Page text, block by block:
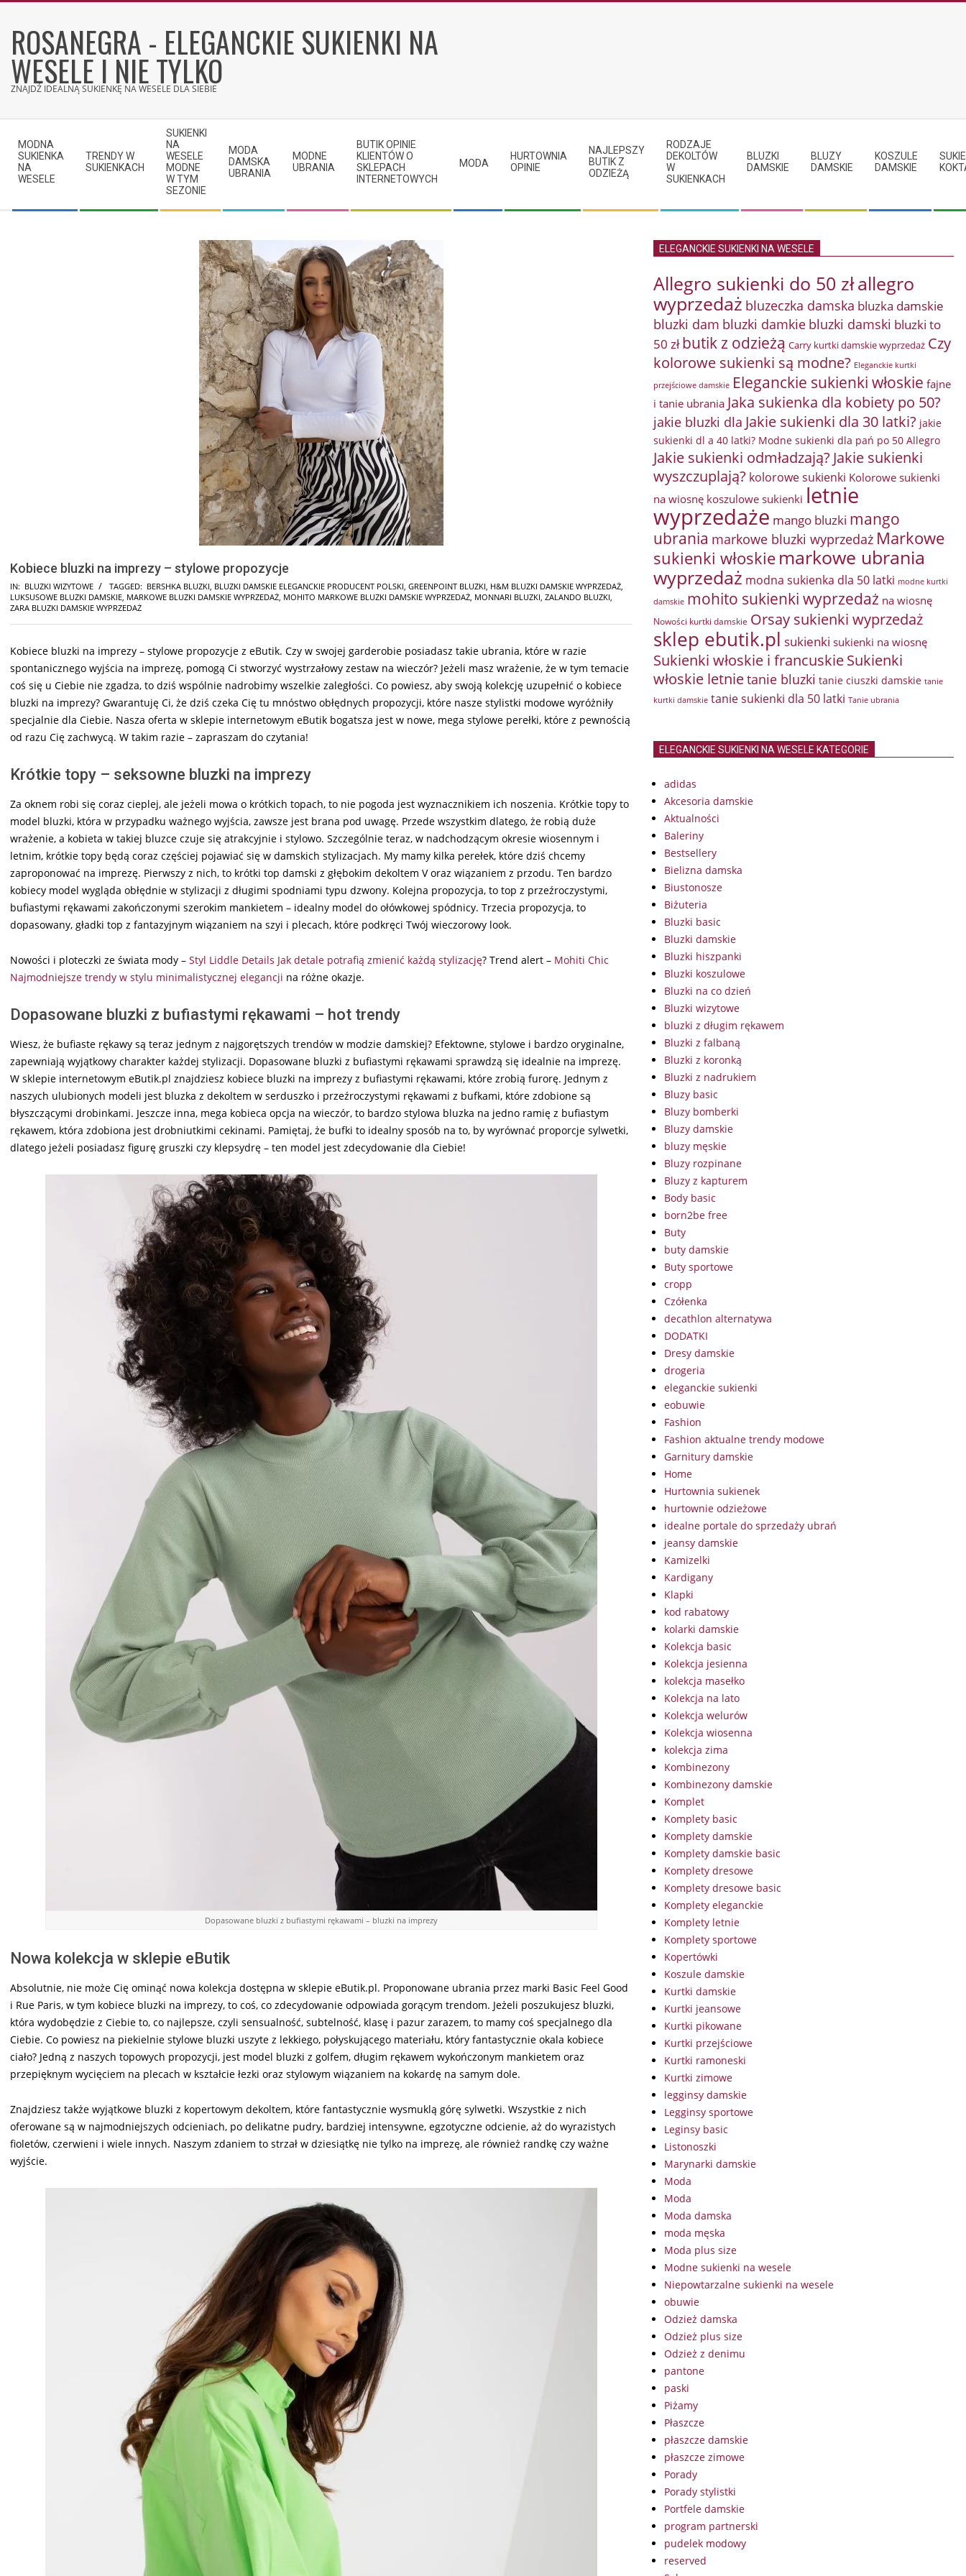
contentROSANEGRA - ELEGANCKIE SUKIENKI NA
WESELE I NIE TYLKO
ZNAJDŹ IDEALNĄ SUKIENKĘ NA WESELE DLA SIEBIE
Navigation
Menu
MODNA
SUKIENKA
NA
WESELE
TRENDY W
SUKIENKACH
SUKIENKI
NA
WESELE
MODNE
W TYM
SEZONIE
MODA
DAMSKA
UBRANIA
MODNE
UBRANIA
BUTIK OPINIE
KLIENTÓW O
SKLEPACH
INTERNETOWYCH
MODA
HURTOWNIA
OPINIE
NAJLEPSZY
BUTIK Z
ODZIEŻĄ
RODZAJE
DEKOLTÓW
W
SUKIENKACH
BLUZKI
DAMSKIE
BLUZY
DAMSKIE
KOSZULE
DAMSKIE
Kobiece bluzki na imprezy – stylowe propozycje
IN: BLUZKI WIZYTOWE TAGGED: BERSHKA BLUZKI, BLUZKI DAMSKIE ELEGANCKIE PRODUCENT POLSKI, GREENPOINT BLUZKI, H&M BLUZKI DAMSKIE WYPRZEDAŻ,
LUKSUSOWE BLUZKI DAMSKIE, MARKOWE BLUZKI DAMSKIE WYPRZEDAŻ, MOHITO MARKOWE BLUZKI DAMSKIE WYPRZEDAŻ, MONNARI BLUZKI, ZALANDO BLUZKI,
ZARA BLUZKI DAMSKIE WYPRZEDAŻ
Kobiece bluzki na imprezy – stylowe propozycje z eButik. Czy w swojej garderobie posiadasz takie ubrania, które w razie
spontanicznego wyjścia na imprezę, pomogą Ci stworzyć wystrzałowy zestaw na wieczór? Jeżeli masz wrażenie, że w tym temacie
coś się u Ciebie nie zgadza, to dziś wspólnie nadrobimy wszelkie zaległości. Co powiesz, aby swoją kolekcję uzupełnić o kobiece
bluzki na imprezy? Gwarantuję Ci, że dziś czeka Cię tu mnóstwo obłędnych propozycji, które nasze stylistki modowe wyróżniły
specjalnie dla Ciebie. Nasza oferta w sklepie internetowym eButik bogatsza jest w nowe, mega stylowe perełki, które z pewnością
od razu Cię zachwycą. W takim razie – zapraszam do czytania!
Krótkie topy – seksowne bluzki na imprezy
Za oknem robi się coraz cieplej, ale jeżeli mowa o krótkich topach, to nie pogoda jest wyznacznikiem ich noszenia. Krótkie topy to
model bluzki, która w przypadku ważnego wyjścia, zawsze jest brana pod uwagę. Przede wszystkim dlatego, że robią duże
wrażenie, a kobieta w takiej bluzce czuje się atrakcyjnie i stylowo. Szczególnie teraz, w nadchodzącym okresie wiosennym i
letnim, krótkie topy będą coraz częściej pojawiać się w damskich stylizacjach. My mamy kilka perełek, które dziś chcemy
zaproponować na imprezę. Pierwszy z nich, to krótki top damski z głębokim dekoltem V oraz wiązaniem z przodu. Ten bardzo
kobiecy model wygląda obłędnie w stylizacji z długimi spodniami typu dzwony. Kolejna propozycja, to top z przeźroczystymi,
bufiastymi rękawami zakończonymi szerokim mankietem – idealny model do ołówkowej spódnicy. Trzecia propozycja, to
dopasowany, gładki top z fantazyjnym wiązaniem na szyi i plecach, które podkręci Twój wieczorowy look.
Nowości i ploteczki ze świata mody – Styl Liddle Details Jak detale potrafią zmienić każdą stylizację? Trend alert – Mohiti Chic
Najmodniejsze trendy w stylu minimalistycznej elegancji na różne okazje.
Dopasowane bluzki z bufiastymi rękawami – hot trendy
Wiesz, że bufiaste rękawy są teraz jednym z najgorętszych trendów w modzie damskiej? Efektowne, stylowe i bardzo oryginalne,
zapewniają wyjątkowy charakter każdej stylizacji. Dopasowane bluzki z bufiastymi rękawami sprawdzą się idealnie na imprezę.
W sklepie internetowym eButik.pl znajdziesz kobiece bluzki na imprezy z bufiastymi rękawami, które zrobią furorę. Jednym z
naszych ulubionych modeli jest bluzka z dekoltem w serduszko i przeźroczystymi rękawami z bufkami, które zdobione są
błyszczącymi drobinkami. Jeszcze inna, mega kobieca opcja na wieczór, to bardzo stylowa bluzka na jedno ramię z bufiastym
rękawem, która zdobiona jest drobniutkimi cekinami. Pamiętaj, że bufki to idealny sposób na to, by wyrównać proporcje sylwetki,
dlatego jeżeli posiadasz figurę gruszki czy klepsydrę – ten model jest zdecydowanie dla Ciebie!
Dopasowane bluzki z bufiastymi rękawami – bluzki na imprezy
Nowa kolekcja w sklepie eButik
Absolutnie, nie może Cię ominąć nowa kolekcja dostępna w sklepie eButik.pl. Proponowane ubrania przez marki Basic Feel Good
i Rue Paris, w tym kobiece bluzki na imprezy, to coś, co zdecydowanie odpowiada gorącym trendom. Jeżeli poszukujesz bluzki,
która wydobędzie z Ciebie to, co najlepsze, czyli sensualność, subtelność, klasę i pazur zarazem, to mamy coś specjalnego dla
Ciebie. Co powiesz na piekielnie stylowe bluzki uszyte z lekkiego, połyskującego materiału, który fantastycznie okala kobiece
ciało? Jedną z naszych topowych propozycji, jest model bluzki z golfem, długim rękawem wykończonym mankietem oraz
przepięknym wycięciem na plecach w kształcie łezki oraz stylowym wiązaniem na kokardę na samym dole.
Znajdziesz także wyjątkowe bluzki z kopertowym dekoltem, które fantastycznie wysmuklą górę sylwetki. Wszystkie z nich
oferowane są w najmodniejszych odcieniach, po delikatne pudry, bardziej intensywne, egzotyczne odcienie, aż do wyrazistych
fioletów, czerwieni i wiele innych. Naszym zdaniem to strzał w dziesiątkę nie tylko na imprezę, ale również randkę czy ważne
wyjście.
ELEGANCKIE SUKIENKI NA WESELE
Allegro sukienki do 50 złallegro
wyprzedaż bluzeczka damska bluzka damskie
bluzki dam bluzki damkie bluzki damski bluzki to
50 zł butik z odzieżą Carry kurtki damskie wyprzedaż Czy
kolorowe sukienki są modne? Eleganckie kurtki
przejściowe damskie Eleganckie sukienki włoskie fajne
i tanie ubrania Jaka sukienka dla kobiety po 50?
jakie bluzki dla Jakie sukienki dla 30 latki? jakie
sukienki dl a 40 latki? Modne sukienki dla pań po 50 Allegro
Jakie sukienki odmładzają? Jakie sukienki
wyszczuplają? kolorowe sukienki Kolorowe sukienki
na wiosnę koszulowe sukienki letnie
wyprzedaże mango bluzki mango
ubrania markowe bluzki wyprzedaż Markowe
sukienki włoskie markowe ubrania
wyprzedaż modna sukienka dla 50 latki modne kurtki
damskie mohito sukienki wyprzedaż na wiosnę
Nowości kurtki damskie Orsay sukienki wyprzedaż
sklep ebutik.pl sukienki sukienki na wiosnę
Sukienki włoskie i francuskieSukienki
włoskie letnietanie bluzki tanie ciuszki damskie tanie
kurtki damskie tanie sukienki dla 50 latki Tanie ubrania
ELEGANCKIE SUKIENKI NA WESELE KATEGORIE
adidas
Akcesoria damskie
Aktualności
Baleriny
Bestsellery
Bielizna damska
Biustonosze
Biżuteria
Bluzki basic
Bluzki damskie
Bluzki hiszpanki
Bluzki koszulowe
Bluzki na co dzień
Bluzki wizytowe
bluzki z długim rękawem
Bluzki z falbaną
Bluzki z koronką
Bluzki z nadrukiem
Bluzy basic
Bluzy bomberki
Bluzy damskie
bluzy męskie
Bluzy rozpinane
Bluzy z kapturem
Body basic
born2be free
Buty
buty damskie
Buty sportowe
cropp
Czółenka
decathlon alternatywa
DODATKI
Dresy damskie
drogeria
eleganckie sukienki
eobuwie
Fashion
Fashion aktualne trendy modowe
Garnitury damskie
Home
Hurtownia sukienek
hurtownie odzieżowe
idealne portale do sprzedaży ubrań
jeansy damskie
Kamizelki
Kardigany
Klapki
kod rabatowy
kolarki damskie
Kolekcja basic
Kolekcja jesienna
kolekcja masełko
Kolekcja na lato
Kolekcja welurów
Kolekcja wiosenna
kolekcja zima
Kombinezony
Kombinezony damskie
Komplet
Komplety basic
Komplety damskie
Komplety damskie basic
Komplety dresowe
Komplety dresowe basic
Komplety eleganckie
Komplety letnie
Komplety sportowe
Kopertówki
Koszule damskie
Kurtki damskie
Kurtki jeansowe
Kurtki pikowane
Kurtki przejściowe
Kurtki ramoneski
Kurtki zimowe
legginsy damskie
Legginsy sportowe
Leginsy basic
Listonoszki
Marynarki damskie
Moda
Moda
Moda damska
moda męska
Moda plus size
Modne sukienki na wesele
Niepowtarzalne sukienki na wesele
obuwie
Odzież damska
Odzież plus size
Odzież z denimu
pantone
paski
Piżamy
Płaszcze
płaszcze damskie
płaszcze zimowe
Porady
Porady stylistki
Portfele damskie
program partnerski
pudelek modowy
reserved